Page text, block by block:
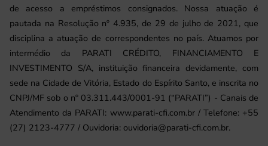
de acesso a empréstimos consignados. Nossa atuação é
pautada na Resolução nº 4.935, de 29 de julho de 2021, que
disciplina a atuação de correspondentes no país. Atuamos por
intermédio da PARATI CRÉDITO, FINANCIAMENTO E
INVESTIMENTO S/A, instituição financeira devidamente, com
sede na Cidade de Vitória, Estado do Espírito Santo, e inscrita no
CNPJ/MF sob o nº 03.311.443/0001-91 (“PARATI”) - Canais de
Atendimento da PARATI: www.parati-cfi.com.br / Telefone: +55
(27) 2123-4777 / Ouvidoria: ouvidoria@parati-cfi.com.br.